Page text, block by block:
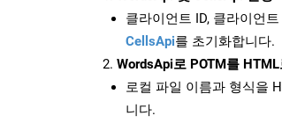
클라이언트 ID, 클라이언
CellsApi를 초기화합니다.
WordsApi로 POTM를
로컬 파일 이름과 형식을
니다.